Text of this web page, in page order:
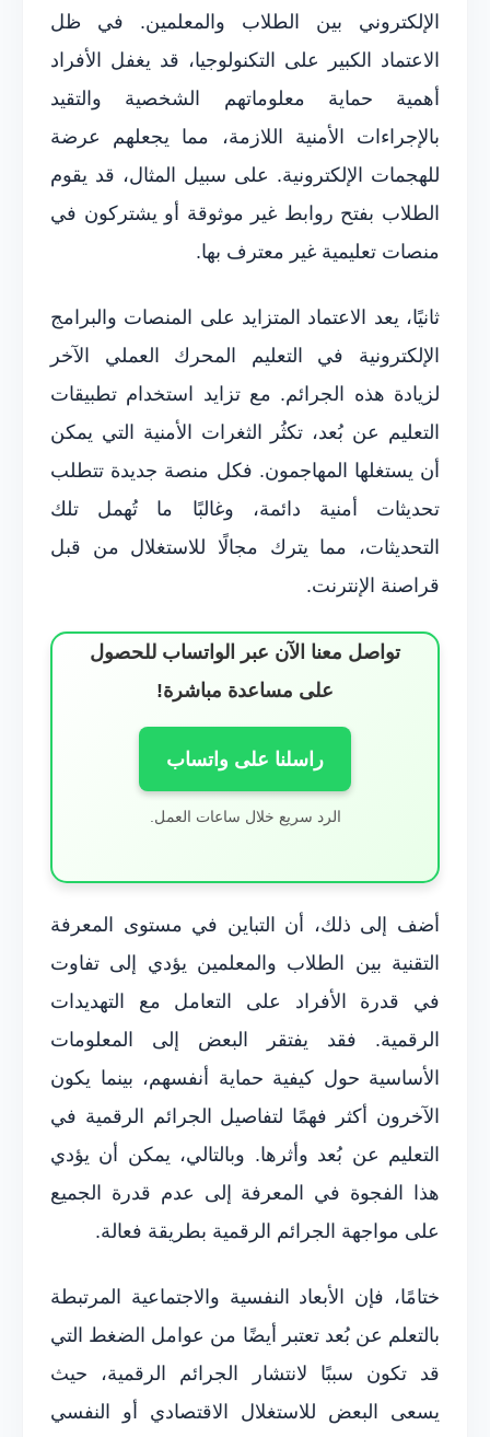
الإلكتروني بين الطلاب والمعلمين. في ظل
الاعتماد الكبير على التكنولوجيا، قد يغفل الأفراد
أهمية حماية معلوماتهم الشخصية والتقيد
بالإجراءات الأمنية اللازمة، مما يجعلهم عرضة
للهجمات الإلكترونية. على سبيل المثال، قد يقوم
الطلاب بفتح روابط غير موثوقة أو يشتركون في
منصات تعليمية غير معترف بها.
ثانيًا، يعد الاعتماد المتزايد على المنصات والبرامج
الإلكترونية في التعليم المحرك العملي الآخر
لزيادة هذه الجرائم. مع تزايد استخدام تطبيقات
التعليم عن بُعد، تكثُر الثغرات الأمنية التي يمكن
أن يستغلها المهاجمون. فكل منصة جديدة تتطلب
تحديثات أمنية دائمة، وغالبًا ما تُهمل تلك
التحديثات، مما يترك مجالًا للاستغلال من قبل
قراصنة الإنترنت.
تواصل معنا الآن عبر الواتساب للحصول
على مساعدة مباشرة!
راسلنا على واتساب
الرد سريع خلال ساعات العمل.
أضف إلى ذلك، أن التباين في مستوى المعرفة
التقنية بين الطلاب والمعلمين يؤدي إلى تفاوت
في قدرة الأفراد على التعامل مع التهديدات
الرقمية. فقد يفتقر البعض إلى المعلومات
الأساسية حول كيفية حماية أنفسهم، بينما يكون
الآخرون أكثر فهمًا لتفاصيل الجرائم الرقمية في
التعليم عن بُعد وأثرها. وبالتالي، يمكن أن يؤدي
هذا الفجوة في المعرفة إلى عدم قدرة الجميع
على مواجهة الجرائم الرقمية بطريقة فعالة.
ختامًا، فإن الأبعاد النفسية والاجتماعية المرتبطة
بالتعلم عن بُعد تعتبر أيضًا من عوامل الضغط التي
قد تكون سببًا لانتشار الجرائم الرقمية، حيث
يسعى البعض للاستغلال الاقتصادي أو النفسي